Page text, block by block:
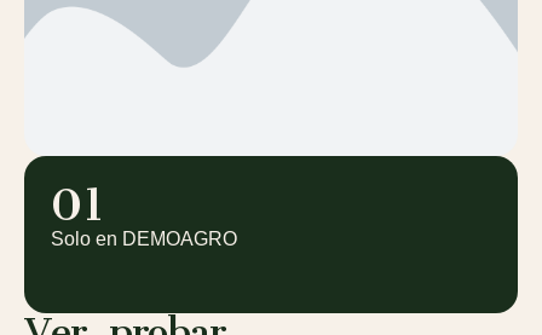
01
Solo en DEMOAGRO